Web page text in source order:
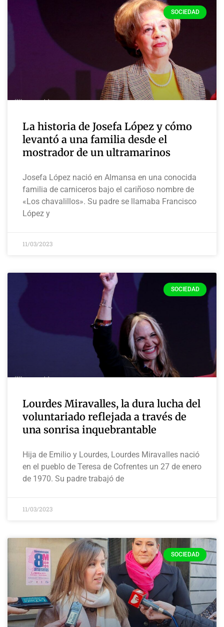
SOCIEDAD
La historia de Josefa López y cómo
levantó a una familia desde el
mostrador de un ultramarinos
Josefa López nació en Almansa en una conocida
familia de carniceros bajo el cariñoso nombre de
«Los chavalillos». Su padre se llamaba Francisco
López y
11/03/2023
SOCIEDAD
Lourdes Miravalles, la dura lucha del
voluntariado reflejada a través de
una sonrisa inquebrantable
Hija de Emilio y Lourdes, Lourdes Miravalles nació
en el pueblo de Teresa de Cofrentes un 27 de enero
de 1970. Su padre trabajó de
11/03/2023
SOCIEDAD